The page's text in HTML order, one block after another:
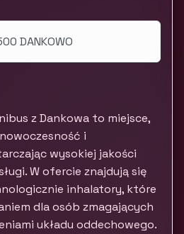
DANKOWO
z Dankowa to miejsce,
i
wysokiej jakości
W ofercie znajdują się
inhalatory, które
dla osób zmagających
układu oddechowego.